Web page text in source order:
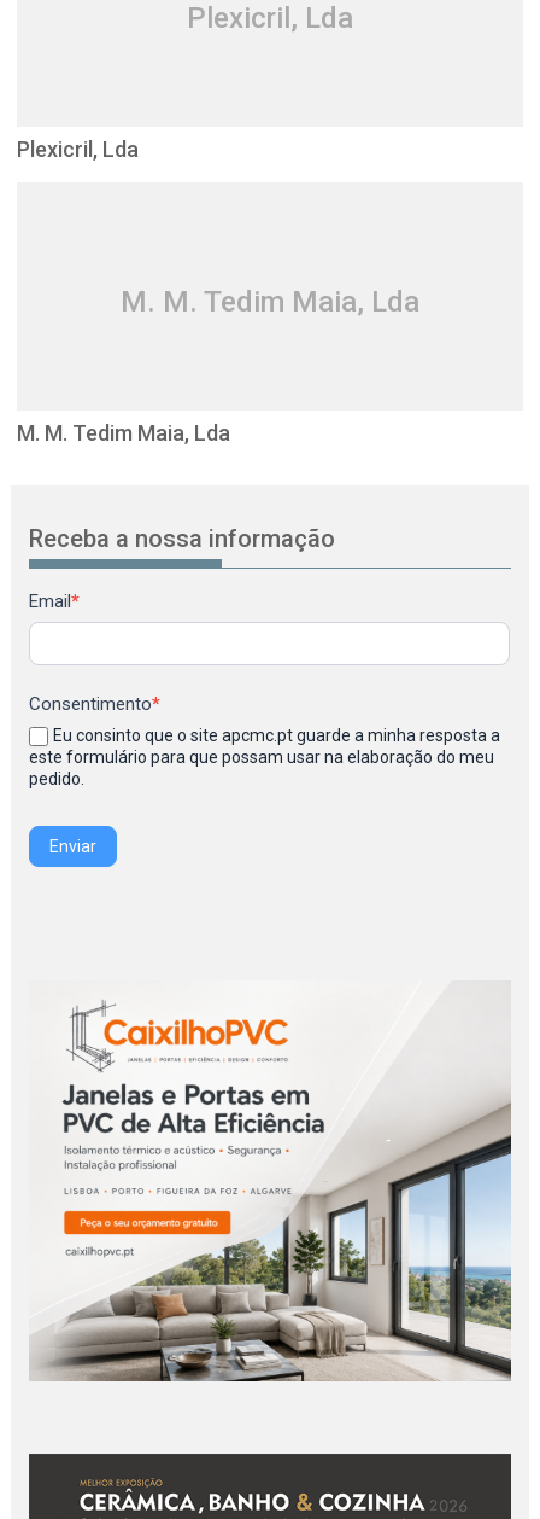
Plexicril, Lda
Plexicril, Lda
M. M. Tedim Maia, Lda
M. M. Tedim Maia, Lda
Receba a nossa informação
Newsletter
Email*
Consentimento*
Eu consinto que o site apcmc.pt guarde a minha resposta a
este formulário para que possam usar na elaboração do meu
pedido.
Enviar